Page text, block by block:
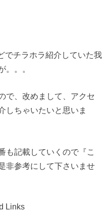
でチラホラ紹介していた我
。。。
で、改めまして、アクセ
しちゃいたいと思いま
も記載していくので『こ
非参考にして下さいませ
Links